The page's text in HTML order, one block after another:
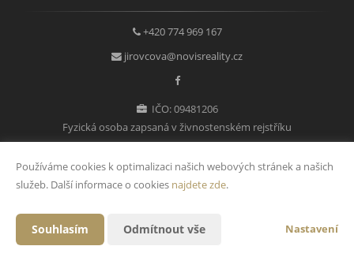
+420 774 969 167
jirovcova@novisreality.cz
IČO: 09481206
Fyzická osoba zapsaná v živnostenském rejstříku
Vytvořeno v systému
2026 © Tomawell s.r.o.
Používáme cookies k optimalizaci našich webových stránek a našich
služeb. Další informace o cookies najdete zde.
Souhlasím Odmítnout vše Nastavení